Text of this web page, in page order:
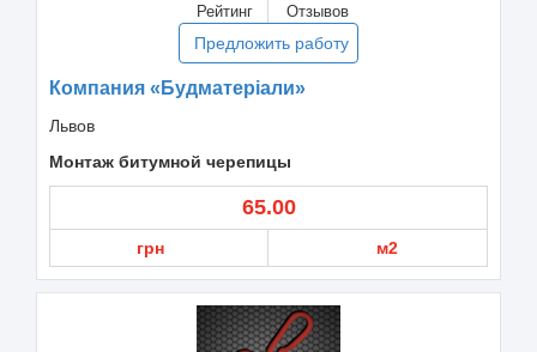
Рейтинг Отзывов
Предложить работу
Компания «Будматеріали»
Львов
Монтаж битумной черепицы
65.00
грн м2